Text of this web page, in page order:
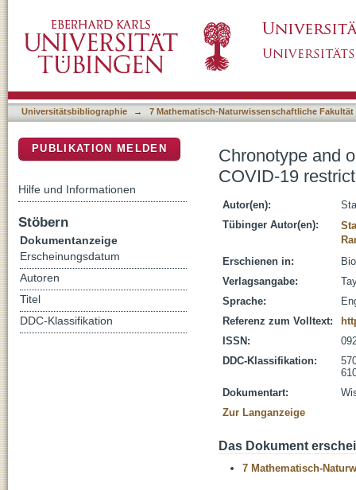
Germany
Universitätsbibliographie → 7 Mathematisch-Naturwissenschaftliche Fakultät
Chronotype and
COVID-19
Autor(en):
Tübinger Autor(en):
Erschienen in:
Verlagsangabe:
Sprache:
Referenz zum Volltext:
ISSN:
DDC-Klassifikation:
Dokumentart:
Zur Langanzeige
Das Dokument
7 Mathematisch-
PUBLIKATION MELDEN
Hilfe und Informationen
Stöbern
Dokumentanzeige
Erscheinungsdatum
Autoren
Titel
DDC-Klassifikation